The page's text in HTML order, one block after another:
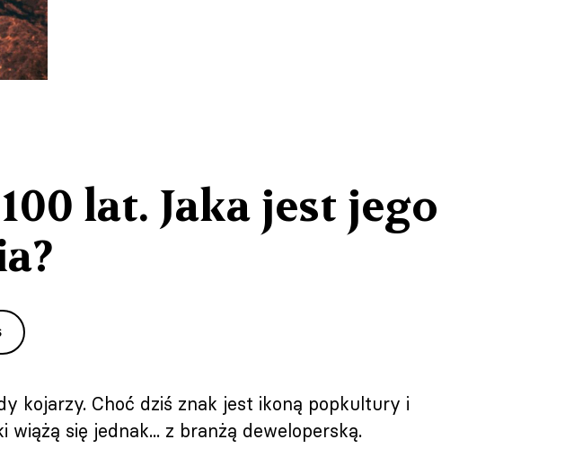
lat. Jaka jest jego
kojarzy. Choć dziś znak jest ikoną popkultury i
się jednak... z branżą deweloperską.